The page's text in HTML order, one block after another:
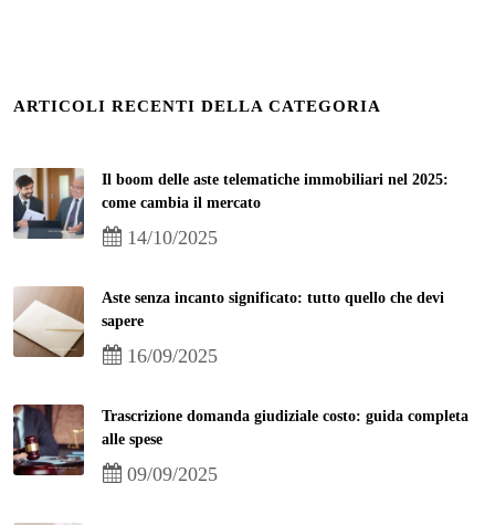
ARTICOLI RECENTI DELLA CATEGORIA
Il boom delle aste telematiche immobiliari nel 2025:
come cambia il mercato
14/10/2025
Aste senza incanto significato: tutto quello che devi
sapere
16/09/2025
Trascrizione domanda giudiziale costo: guida completa
alle spese
09/09/2025